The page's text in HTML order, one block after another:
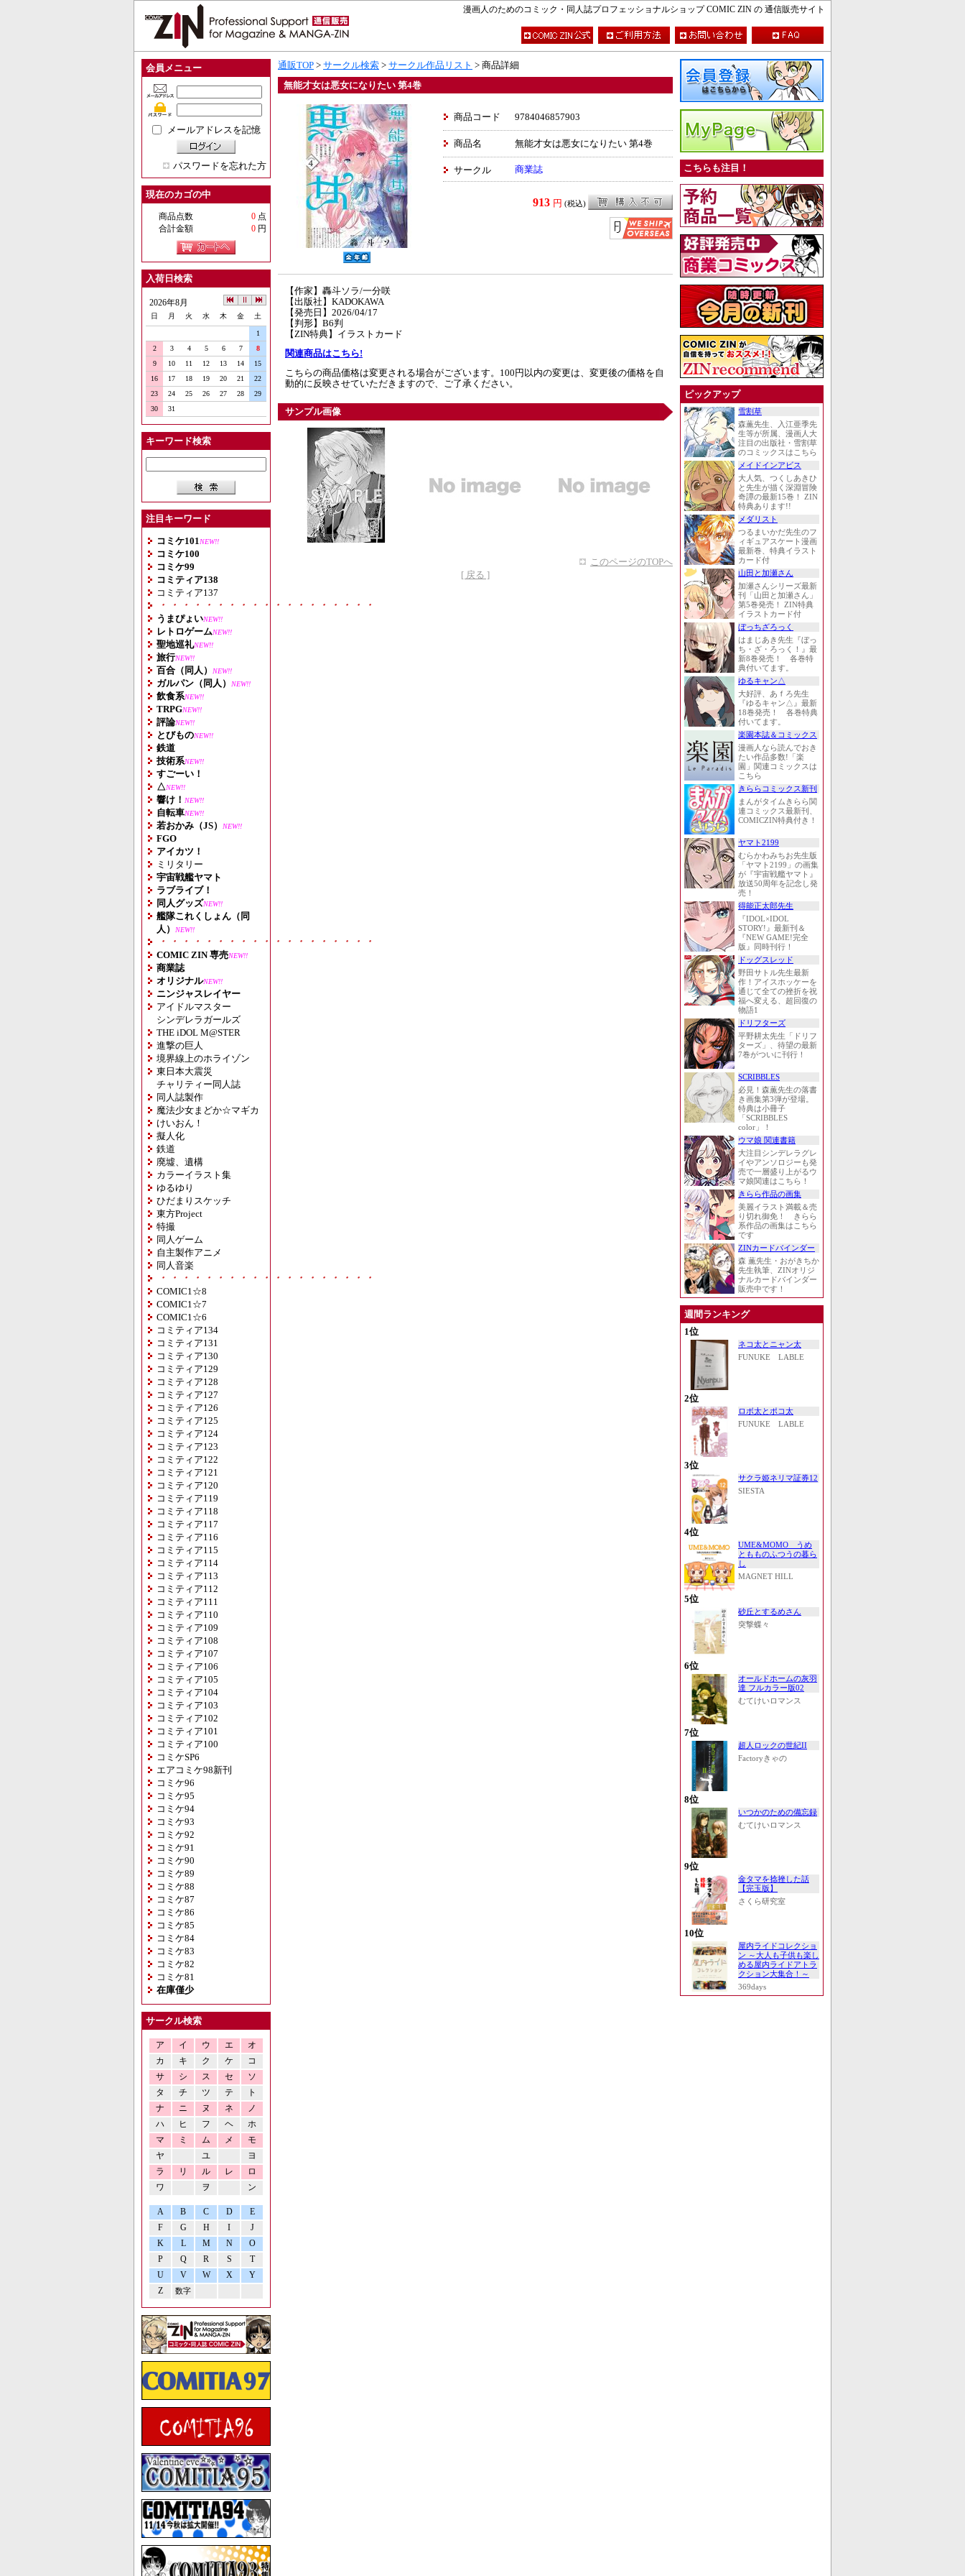
漫画人のためのコミック・同人誌プロフェッショナルショップ COMIC ZIN の 通信販売サイト
会員メニュー
メールアドレスを記憶
パスワードを忘れた方
現在のカゴの中
商品点数 0 点
合計金額
0 円
入荷日検索
2026年8月
日 月 火 水 木 金 土
1
2
3 4 5 6 7
8
9
10 11 12 13 14
15
16
17 18 19 20 21
22
23
24 25 26 27 28
29
30
31
キーワード検索
注目キーワード
コミケ101 NEW!!
コミケ100
コミケ99
コミティア138
コミティア137
・・・・・・・・・・・・・・・・・・・
うまぴょいNEW!!
レトロゲームNEW!!
聖地巡礼NEW!!
旅行NEW!!
百合（同人） NEW!!
ガルパン（同人） NEW!!
飲食系NEW!!
TRPGNEW!!
評論NEW!!
とびものNEW!!
鉄道
技術系NEW!!
すごーい！
△NEW!!
響け！ NEW!!
自転車NEW!!
若おかみ（JS） NEW!!
FGO
アイカツ！
ミリタリー
宇宙戦艦ヤマト
ラブライブ！
同人グッズNEW!!
艦隊これくしょん（同
人）
NEW!!
・・・・・・・・・・・・・・・・・・・
COMIC ZIN 専売NEW!!
商業誌
オリジナルNEW!!
ニンジャスレイヤー
アイドルマスター
シンデレラガールズ
THE iDOL M@STER
進撃の巨人
境界線上のホライゾン
東日本大震災
チャリティー同人誌
同人誌製作
魔法少女まどか☆マギカ
けいおん！
擬人化
鉄道
廃墟、遺構
カラーイラスト集
ゆるゆり
ひだまりスケッチ
東方Project
特撮
同人ゲーム
自主製作アニメ
同人音楽
・・・・・・・・・・・・・・・・・・・
COMIC1☆8
COMIC1☆7
COMIC1☆6
コミティア134
コミティア131
コミティア130
コミティア129
コミティア128
コミティア127
コミティア126
コミティア125
コミティア124
コミティア123
コミティア122
コミティア121
コミティア120
コミティア119
コミティア118
コミティア117
コミティア116
コミティア115
コミティア114
コミティア113
コミティア112
コミティア111
コミティア110
コミティア109
コミティア108
コミティア107
コミティア106
コミティア105
コミティア104
コミティア103
コミティア102
コミティア101
コミティア100
コミケSP6
エアコミケ98新刊
コミケ96
コミケ95
コミケ94
コミケ93
コミケ92
コミケ91
コミケ90
コミケ89
コミケ88
コミケ87
コミケ86
コミケ85
コミケ84
コミケ83
コミケ82
コミケ81
在庫僅少
サークル検索
ア イ ウ エ
オ
カ
キ ク ケ
コ
サ
シ ス セ
ソ
タ
チ ツ テ
ト
ナ
ニ ヌ ネ
ノ
ハ
ヒ フ ヘ
ホ
マ
ミ ム メ
モ
ヤ
ユ
ヨ
ラ
リ ル レ
ロ
ワ
ヲ ン
A B C D
E
F
G H I
J
K
L M N
O
P
Q R S
T
U
V W X
Y
Z
数字
通販TOP > サークル検索 > サークル作品リスト > 商品詳細
無能才女は悪女になりたい 第4巻
商品コード 9784046857903
商品名 無能才女は悪女になりたい 第4巻
サークル 商業誌
913 円 (税込)
【作家】轟斗ソラ/一分咲
【出版社】KADOKAWA
【発売日】2026/04/17
【判形】B6判
【ZIN特典】イラストカード
関連商品はこちら!
こちらの商品価格は変更される場合がございます。100円以内の変更は、変更後の価格を自
動的に反映させていただきますので、ご了承ください。
サンプル画像
このページのTOPへ
[ 戻る ]
こちらも注目！
ピックアップ
雪割草
森薫先生、入江亜季先
生等が所属、漫画人大
注目の出版社・雪割草
のコミックスはこちら
メイドインアビス
大人気、つくしあきひ
と先生が描く深淵冒険
奇譚の最新15巻！ ZIN
特典あります!!
メダリスト
つるまいかだ先生のフ
ィギュアスケート漫画
最新巻、特典イラスト
カード付
山田と加瀬さん
加瀬さんシリーズ最新
刊「山田と加瀬さん」
第5巻発売！ ZIN特典
イラストカード付
ぼっちざろっく
はまじあき先生『ぼっ
ち・ざ・ろっく！』最
新8巻発売！ 各巻特
典付いてます。
ゆるキャン△
大好評、あｆろ先生
『ゆるキャン△』最新
18巻発売！ 各巻特典
付いてます。
楽園本誌＆コミックス
漫画人なら読んでおき
たい作品多数!「楽
園」関連コミックスは
こちら
きららコミックス新刊
まんがタイムきらら関
連コミックス最新刊、
COMICZIN特典付き！
ヤマト2199
むらかわみちお先生版
「ヤマト2199」の画集
が『宇宙戦艦ヤマト』
放送50周年を記念し発
売！
得能正太郎先生
『IDOL×IDOL
STORY!』最新刊＆
『NEW GAME!完全
版』同時刊行！
ドッグスレッド
野田サトル先生最新
作！アイスホッケーを
通じて全ての挫折を祝
福へ変える、超回復の
物語1
ドリフターズ
平野耕太先生「ドリフ
ターズ」、待望の最新
7巻がついに刊行！
SCRIBBLES
必見！森薫先生の落書
き画集第3弾が登場。
特典は小冊子
「SCRIBBLES
color」！
ウマ娘 関連書籍
大注目シンデレラグレ
イやアンソロジーも発
売で一層盛り上がるウ
マ娘関連はこちら！
きらら作品の画集
美麗イラスト満載＆売
り切れ御免！ きらら
系作品の画集はこちら
です
ZINカードバインダー
森 薫先生・おがきちか
先生執筆、ZINオリジ
ナルカードバインダー
販売中です！
週間ランキング
1位
ネコ太とニャン太
FUNUKE LABLE
2位
ロボ太とポコ太
FUNUKE LABLE
3位
サクラ姫ネリマ証券12
SIESTA
4位
UME&MOMO うめ
ともものふつうの暮ら
し
MAGNET HILL
5位
砂丘とするめさん
突撃蝶々
6位
オールドホームの灰羽
達 フルカラー版02
むてけいロマンス
7位
超人ロックの世紀II
Factoryきゃの
8位
いつかのための備忘録
むてけいロマンス
9位
金タマを捻挫した話
【完玉版】
さくら研究室
10位
屋内ライドコレクショ
ン ～大人も子供も楽し
める屋内ライドアトラ
クション大集合！～
369days